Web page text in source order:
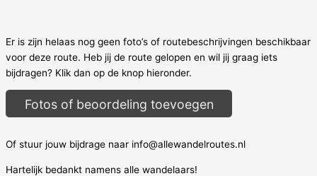
Er is zijn helaas nog geen foto’s of routebeschrijvingen beschikbaar
voor deze route. Heb jij de route gelopen en wil jij graag iets
bijdragen? Klik dan op de knop hieronder.
Fotos of beoordeling toevoegen
Of stuur jouw bijdrage naar info@allewandelroutes.nl
Hartelijk bedankt namens alle wandelaars!